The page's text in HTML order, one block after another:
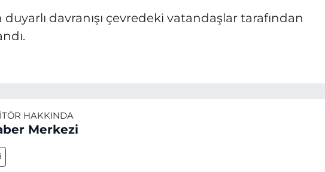
davranışı çevredeki vatandaşlar tarafından
HAKKINDA
Merkezi